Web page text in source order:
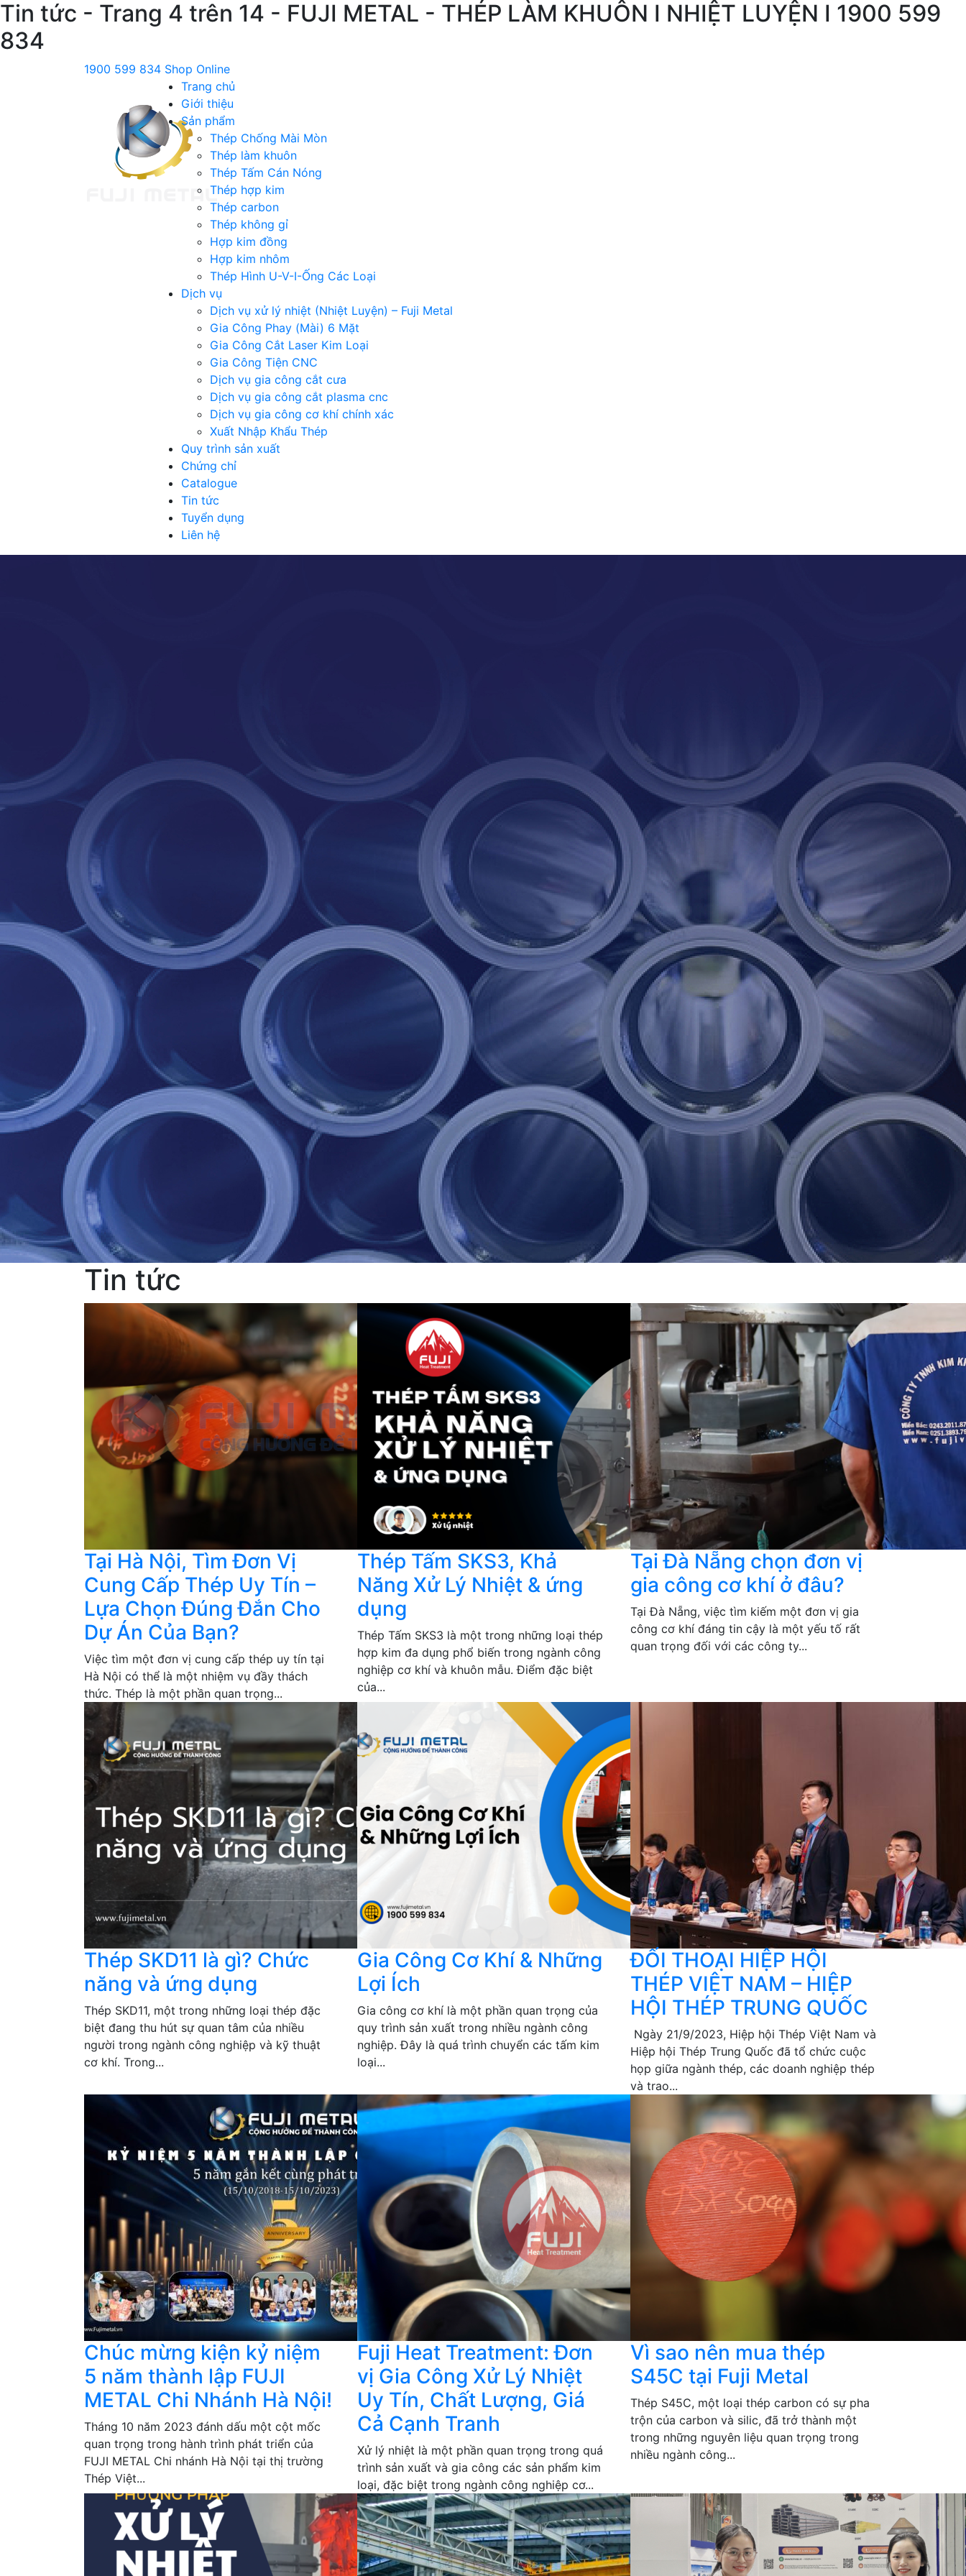
Tin tức - Trang 4 trên 14 - FUJI METAL - THÉP LÀM KHUÔN I NHIỆT LUYỆN I 1900 599
834
1900 599 834 Shop Online
Trang chủ
Giới thiệu
Sản phẩm
Thép Chống Mài Mòn
Thép làm khuôn
Thép Tấm Cán Nóng
Thép hợp kim
Thép carbon
Thép không gỉ
Hợp kim đồng
Hợp kim nhôm
Thép Hình U-V-I-Ống Các Loại
Dịch vụ
Dịch vụ xử lý nhiệt (Nhiệt Luyện) – Fuji Metal
Gia Công Phay (Mài) 6 Mặt
Gia Công Cắt Laser Kim Loại
Gia Công Tiện CNC
Dịch vụ gia công cắt cưa
Dịch vụ gia công cắt plasma cnc
Dịch vụ gia công cơ khí chính xác
Xuất Nhập Khẩu Thép
Quy trình sản xuất
Chứng chỉ
Catalogue
Tin tức
Tuyển dụng
Liên hệ
Tin tức
Tại Hà Nội, Tìm Đơn Vị
Cung Cấp Thép Uy Tín –
Lựa Chọn Đúng Đắn Cho
Dự Án Của Bạn?
Việc tìm một đơn vị cung cấp thép uy tín tại
Hà Nội có thể là một nhiệm vụ đầy thách
thức. Thép là một phần quan trọng...
Thép Tấm SKS3, Khả
Năng Xử Lý Nhiệt & ứng
dụng
Thép Tấm SKS3 là một trong những loại thép
hợp kim đa dụng phổ biến trong ngành công
nghiệp cơ khí và khuôn mẫu. Điểm đặc biệt
của...
Tại Đà Nẵng chọn đơn vị
gia công cơ khí ở đâu?
Tại Đà Nẵng, việc tìm kiếm một đơn vị gia
công cơ khí đáng tin cậy là một yếu tố rất
quan trọng đối với các công ty...
Thép SKD11 là gì? Chức
năng và ứng dụng
Thép SKD11, một trong những loại thép đặc
biệt đang thu hút sự quan tâm của nhiều
người trong ngành công nghiệp và kỹ thuật
cơ khí. Trong...
Gia Công Cơ Khí & Những
Lợi Ích
Gia công cơ khí là một phần quan trọng của
quy trình sản xuất trong nhiều ngành công
nghiệp. Đây là quá trình chuyển các tấm kim
loại...
ĐỐI THOẠI HIỆP HỘI
THÉP VIỆT NAM – HIỆP
HỘI THÉP TRUNG QUỐC
Ngày 21/9/2023, Hiệp hội Thép Việt Nam và
Hiệp hội Thép Trung Quốc đã tổ chức cuộc
họp giữa ngành thép, các doanh nghiệp thép
và trao...
Chúc mừng kiện kỷ niệm
5 năm thành lập FUJI
METAL Chi Nhánh Hà Nội!
Tháng 10 năm 2023 đánh dấu một cột mốc
quan trọng trong hành trình phát triển của
FUJI METAL Chi nhánh Hà Nội tại thị trường
Thép Việt...
Fuji Heat Treatment: Đơn
vị Gia Công Xử Lý Nhiệt
Uy Tín, Chất Lượng, Giá
Cả Cạnh Tranh
Xử lý nhiệt là một phần quan trọng trong quá
trình sản xuất và gia công các sản phẩm kim
loại, đặc biệt trong ngành công nghiệp cơ...
Vì sao nên mua thép
S45C tại Fuji Metal
Thép S45C, một loại thép carbon có sự pha
trộn của carbon và silic, đã trở thành một
trong những nguyên liệu quan trọng trong
nhiều ngành công...